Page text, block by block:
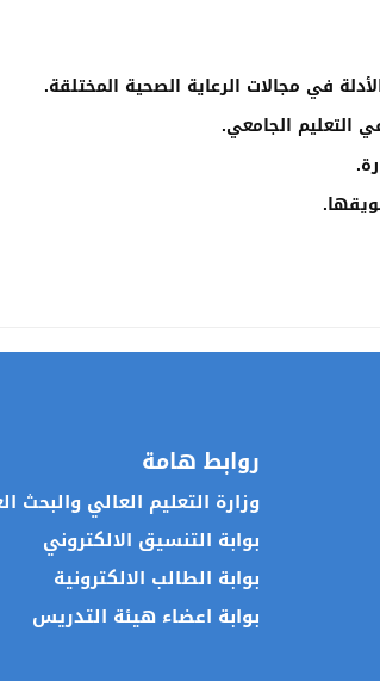
روابط هامة
وزارة التعليم العالي والبحث
بوابة التنسيق الالكتروني
بوابة الطالب الالكترونية
بوابة اعضاء هيئة التدريس